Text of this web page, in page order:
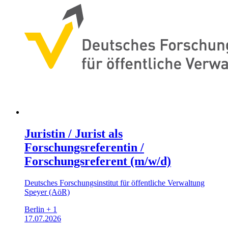
Juristin / Jurist als
Forschungsreferentin /
Forschungsreferent (m/w/d)
Deutsches Forschungsinstitut für öffentliche Verwaltung
Speyer (AöR)
Berlin + 1
17.07.2026